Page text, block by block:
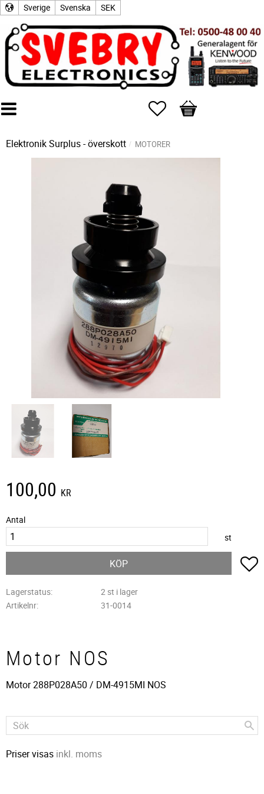
Sverige Svenska SEK
Favoriter
Kundvagn
Elektronik Surplus - överskott MOTORER
100,00 KR
Antal
st
KÖP
Lagerstatus
2 st i lager
Artikelnr
31-0014
Motor NOS
Motor 288P028A50 / DM-4915MI NOS
Priser visas inkl. moms